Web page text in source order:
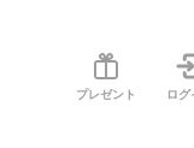
プレゼント ログ